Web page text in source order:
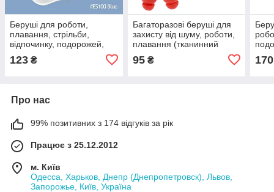
Беруші для роботи,
плавання, стрільби,
відпочинку, подорожей,
123 ₴
Багаторазові беруші для
захисту від шуму, роботи,
плавання (тканинний
95₴ 170
Про нас
99% позитивних з 174 відгуків за рік
Працює з 25.12.2012
м. Київ
Одесса, Харьков, Днепр (Днепропетровск), Львов,
Запорожье, Київ, Україна